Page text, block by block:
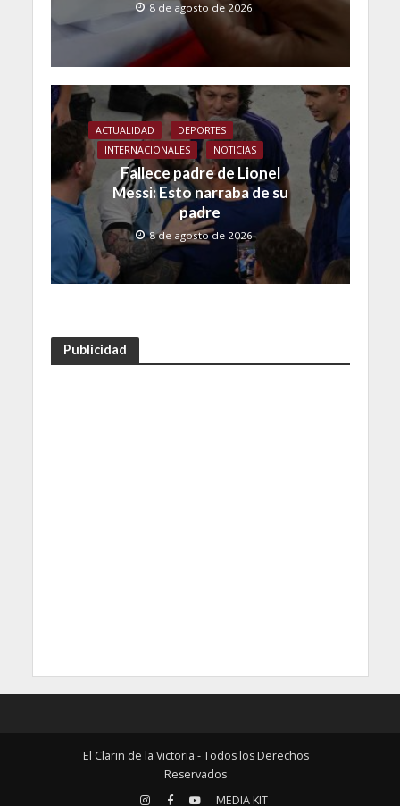
8 de agosto de 2026
ACTUALIDAD
DEPORTES
INTERNACIONALES
NOTICIAS
Fallece padre de Lionel
Messi: Esto narraba de su
padre
8 de agosto de 2026
Publicidad
El Clarin de la Victoria - Todos los Derechos
Reservados
MEDIA KIT